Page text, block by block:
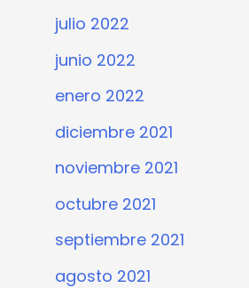
julio 2022
junio 2022
enero 2022
diciembre 2021
noviembre 2021
octubre 2021
septiembre 2021
agosto 2021